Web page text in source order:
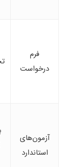
فرم
درخواست
آزمون‌های
استاندارد